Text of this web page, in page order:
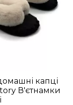
капці
В'єтнамки